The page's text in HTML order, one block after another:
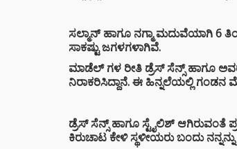
ಸಲ್ಮಾನ್ ಹಾಗೂ ನಗ್ಮಾ ಮದುವೆಯಾಗಿ 6
ಸಾಕಷ್ಟು ಜಗಳಗಳಾಗಿವೆ.
ಮಾಡೆಲ್ ಗಳ ರೀತಿ ಡ್ರೆಸ್ ಸೆನ್ಸ್ ಹಾಗೂ
ನಿರಾಕರಿಸಿದ್ದಾನೆ. ಈ ಹಿನ್ನಲೆಯಲ್ಲಿ ಗಂಡನ
ಡ್ರೆಸ್ ಸೆನ್ಸ್ ಹಾಗೂ ಸ್ಟೈಲಿಶ್ ಆಗಿರುವಂತೆ
ಕಿರುಚಾಟ ಕೇಳಿ ಸ್ಥಳೀಯರು ಬಂದು